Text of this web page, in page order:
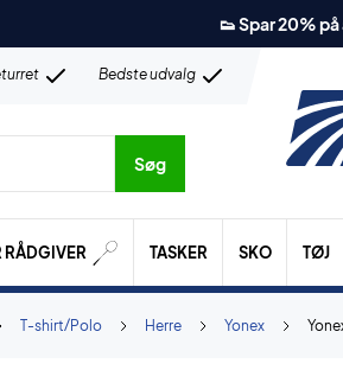
👟 Spar 20%
Bedste udvalg
Søg
RÅDGIVER TASKER SKO TØJ
Yonex
Herre
T-shirt/Polo